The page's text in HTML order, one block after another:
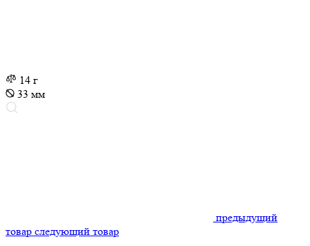
14 г
33 мм
предыдущий
товар следующий товар